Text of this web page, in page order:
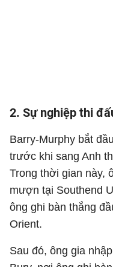
2. Sự nghiệp thi
Barry-Murphy bắt
trước khi sang Anh
Trong thời gian này,
mượn tại Southend
ông ghi bàn thắng
Orient.
Sau đó, ông gia